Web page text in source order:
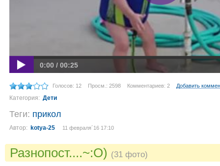
0:00 / 00:25
Голосов: 12 Просм.: 2598 Комментариев: 2 Добавить
Категория: Дети
Теги: прикол
Автор: kotya-25 11 февраля´16 17:10
Разнопост....~:O) (31 фото)